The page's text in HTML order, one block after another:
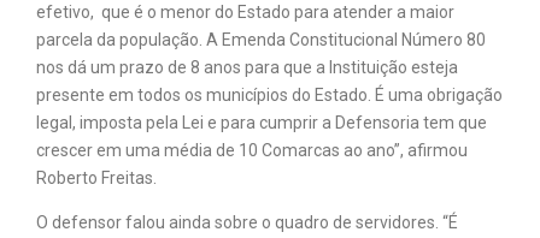
efetivo, que é o menor do Estado para atender a maior
parcela da população. A Emenda Constitucional Número 80
nos dá um prazo de 8 anos para que a Instituição esteja
presente em todos os municípios do Estado. É uma obrigação
legal, imposta pela Lei e para cumprir a Defensoria tem que
crescer em uma média de 10 Comarcas ao ano”, afirmou
Roberto Freitas.
O defensor falou ainda sobre o quadro de servidores. “É